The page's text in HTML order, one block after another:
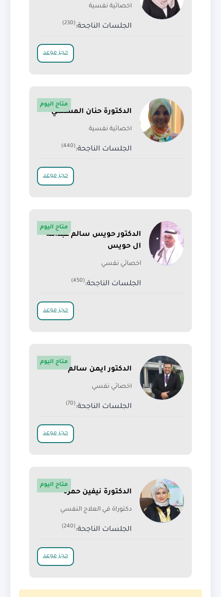
اخصائية نفسية
الجلسات الناجحة:(230)
حجز موعد
الدكتورة حنان المسلمي
اخصائية نفسية
الجلسات الناجحة:(440)
متاح اليوم
حجز موعد
الدكتور حويس سالم عبدالله
ال حويس
اخصائي نفسي
الجلسات الناجحة:(450)
متاح اليوم
حجز موعد
الدكتور ايمن سالم
اخصائي نفسي
الجلسات الناجحة:(70)
متاح اليوم
حجز موعد
الدكتورة نيفين حمزة
دكتوراة في العلاج النفسي
الجلسات الناجحة:(240)
متاح اليوم
حجز موعد